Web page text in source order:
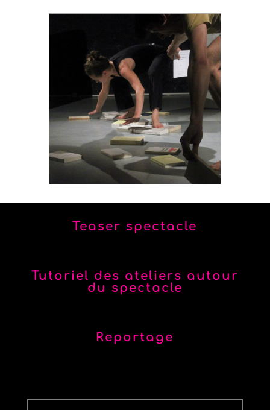
Teaser spectacle
Tutoriel des ateliers autour
du spectacle
Reportage